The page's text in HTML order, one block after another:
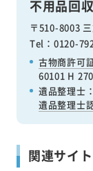
対応エリア
低価格の理由
プライバシー